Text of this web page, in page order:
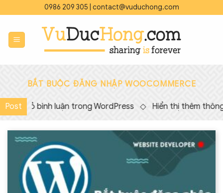
qua
nội
dung
0986 209 305 contact@vuduchong.com
BẮT BUỘC ĐĂNG NHẬP WOOCOMMERCE
Postbỏ bình luận trong WordPress◇Hiển thị thêm thông